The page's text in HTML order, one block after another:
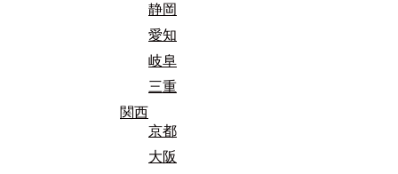
静岡
愛知
岐阜
三重
関西
京都
大阪